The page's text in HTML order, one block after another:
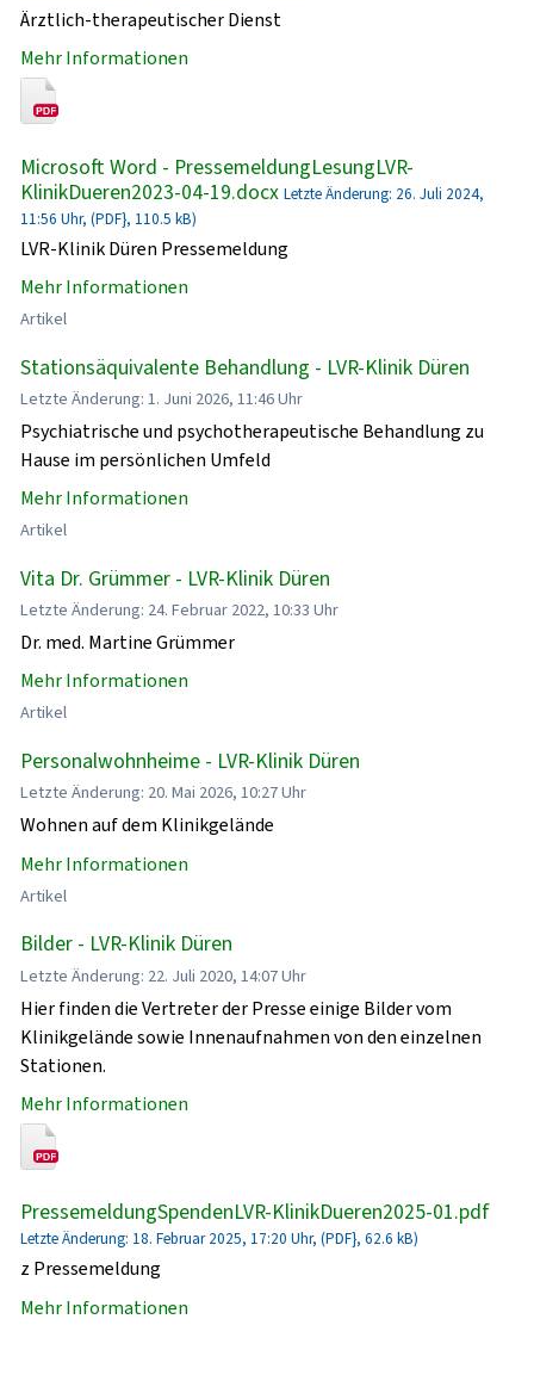
Ärztlich-therapeutischer Dienst
Mehr Informationen
Microsoft Word - PressemeldungLesungLVR-
KlinikDueren2023-04-19.docx Letzte Änderung: 26. Juli 2024,
11:56 Uhr, (PDF}, 110.5 kB)
LVR-Klinik Düren Pressemeldung
Mehr Informationen
Artikel
Stationsäquivalente Behandlung - LVR-Klinik Düren
Letzte Änderung: 1. Juni 2026, 11:46 Uhr
Psychiatrische und psychotherapeutische Behandlung zu
Hause im persönlichen Umfeld
Mehr Informationen
Artikel
Vita Dr. Grümmer - LVR-Klinik Düren
Letzte Änderung: 24. Februar 2022, 10:33 Uhr
Dr. med. Martine Grümmer
Mehr Informationen
Artikel
Personalwohnheime - LVR-Klinik Düren
Letzte Änderung: 20. Mai 2026, 10:27 Uhr
Wohnen auf dem Klinikgelände
Mehr Informationen
Artikel
Bilder - LVR-Klinik Düren
Letzte Änderung: 22. Juli 2020, 14:07 Uhr
Hier finden die Vertreter der Presse einige Bilder vom
Klinikgelände sowie Innenaufnahmen von den einzelnen
Stationen.
Mehr Informationen
PressemeldungSpendenLVR-KlinikDueren2025-01.pdf
Letzte Änderung: 18. Februar 2025, 17:20 Uhr, (PDF}, 62.6 kB)
z Pressemeldung
Mehr Informationen